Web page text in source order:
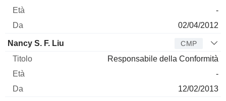
-
02/04/2012
Nancy S. F. Liu CMP
Responsabile della Conformità
-
12/02/2013